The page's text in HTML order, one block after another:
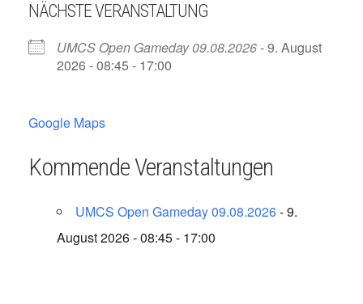
NÄCHSTE VERANSTALTUNG
UMCS Open Gameday 09.08.2026- 9. August
2026 - 08:45 - 17:00
Google Maps
Kommende Veranstaltungen
UMCS Open Gameday 09.08.2026- 9.
August 2026 - 08:45 - 17:00